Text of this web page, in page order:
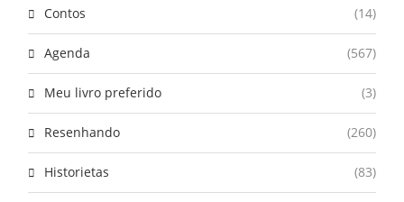
Contos (14)
Agenda (567)
Meu livro preferido (3)
Resenhando (260)
Historietas (83)